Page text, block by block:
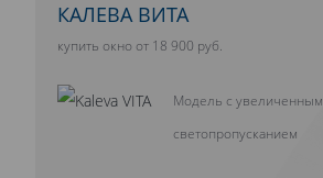
КАЛЕВА ВИТА
купить окно от 18 900 руб.
Модель с увеличенным
светопропусканием